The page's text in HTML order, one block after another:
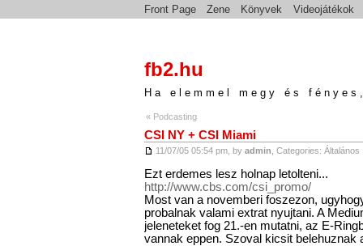
Front Page Zene Könyvek Videojátékok
fb2.hu
Ha elemmel megy és
« Podcasting
CSI NY + CSI Miami
11/07/05 05:54 pm, by admin , Categories: Általános
Ezt erdemes lesz holnap letolteni...
http://www.cbs.com/csi_promo/
Most van a novemberi foszezon,
probalnak valami extrat nyujtani. A
jeleneteket fog 21.-en mutatni, az E-
vannak eppen. Szoval kicsit belehuznak